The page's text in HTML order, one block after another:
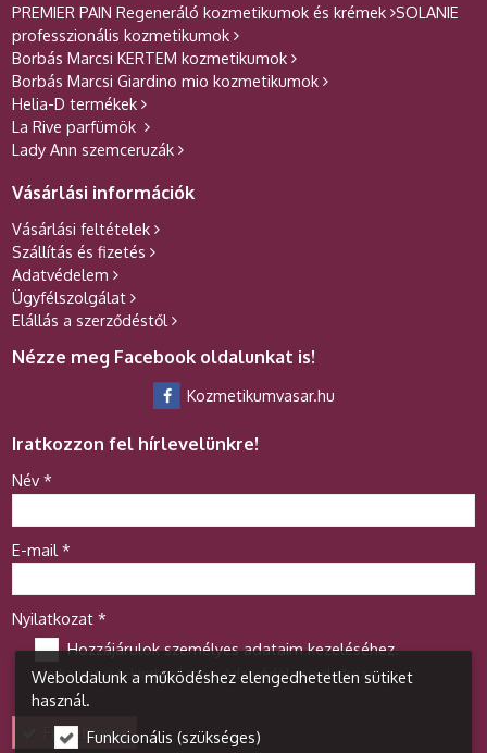
PREMIER PAIN Regeneráló kozmetikumok és krémek SOLANIE
professzionális kozmetikumok
Borbás Marcsi KERTEM kozmetikumok
Borbás Marcsi Giardino mio kozmetikumok
Helia-D termékek
La Rive parfümök
Lady Ann szemceruzák
Vásárlási információk
Vásárlási feltételek
Szállítás és fizetés
Adatvédelem
Ügyfélszolgálat
Elállás a szerződéstől
Nézze meg Facebook oldalunkat is!
Kozmetikumvasar.hu
Iratkozzon fel hírlevelünkre!
-
-
-
Név *
E-mail *
Nyilatkozat *
Hozzájárulok személyes adataim kezeléséhez.
Ide kattintva tekinthető meg:Adatvédelmi nyilatkozat.
Feliratkozás
Weboldalunk a működéshez elengedhetetlen sütiket
használ.
Funkcionális (szükséges)